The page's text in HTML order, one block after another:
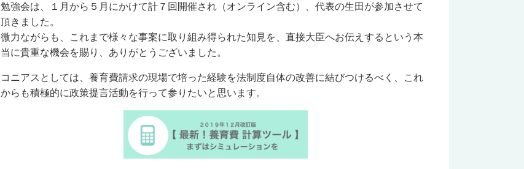
勉強会は、１月から５月にかけて計７回開催され（オンライン含む）、代表の生田が参加させて
頂きました。
微力ながらも、これまで様々な事案に取り組み得られた知見を、直接大臣へお伝えするという本
当に貴重な機会を賜り、ありがとうございました。
コニアスとしては、養育費請求の現場で培った経験を法制度自体の改善に結びつけるべく、これ
からも積極的に政策提言活動を行って参りたいと思います。